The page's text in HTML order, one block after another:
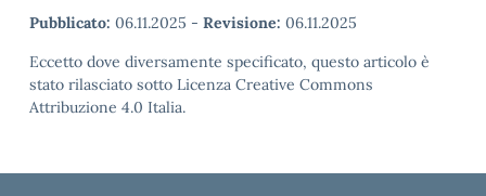
Pubblicato: 06.11.2025 - Revisione: 06.11.2025
Eccetto dove diversamente specificato, questo articolo è
stato rilasciato sotto Licenza Creative Commons
Attribuzione 4.0 Italia.